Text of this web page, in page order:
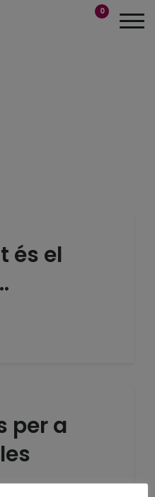
0
és el
per a